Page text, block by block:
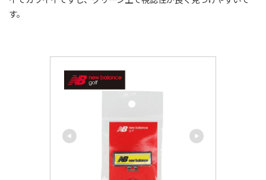
す。